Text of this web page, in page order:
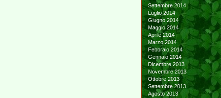
Settembre 2014
Luglio 2014
Giugno 2014
Maggio 2014
Aprile 2014
Marzo 2014
Febbraio 2014
Gennaio 2014
Dicembre 2013
Novembre 2013
Ottobre 2013
Settembre 2013
Agosto 2013